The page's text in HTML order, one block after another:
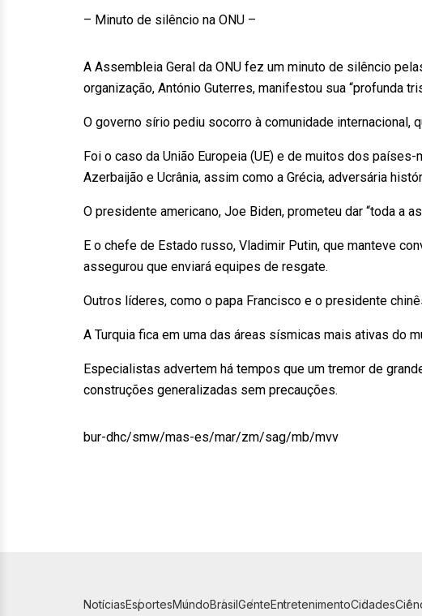
– Minuto de silêncio na ONU –
A Assembleia Geral da ONU fez um minuto de silêncio
organização, António Guterres, manifestou sua “profunda
O governo sírio pediu socorro à comunidade internacional,
Foi o caso da União Europeia (UE) e de muitos dos
Azerbaijão e Ucrânia, assim como a Grécia, adversária
O presidente americano, Joe Biden, prometeu dar “toda a
E o chefe de Estado russo, Vladimir Putin, que manteve
assegurou que enviará equipes de resgate.
Outros líderes, como o papa Francisco e o presidente
A Turquia fica em uma das áreas sísmicas mais ativas do
Especialistas advertem há tempos que um tremor de
construções generalizadas sem precauções.
bur-dhc/smw/mas-es/mar/zm/sag/mb/mvv
NotíciasEsportesMundoBrasilGenteEntretenimentoCidades